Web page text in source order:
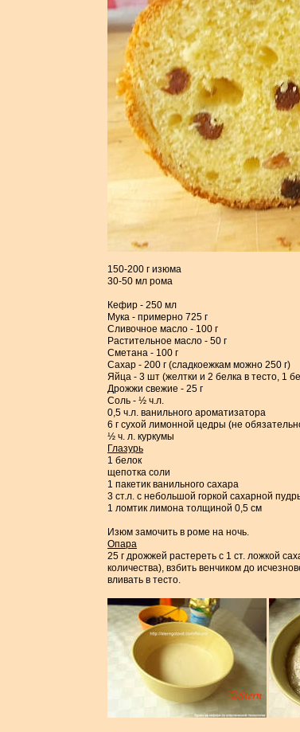
150-200 г изюма
30-50 мл рома
Кефир - 250 мл
Мука - примерно 725 г
Сливочное масло - 100 г
Растительное масло - 50 г
Сметана - 100 г
Сахар - 200 г (сладкоежкам можно 250 г)
Яйца - 3 шт (желтки и 2 белка в тесто, 1
Дрожжи свежие - 25 г
Соль - ½ ч.л.
0,5 ч.л. ванильного ароматизатора
6 г сухой лимонной цедры (не
½ ч. л. куркумы
Глазурь
1 белок
щепотка соли
1 пакетик ванильного сахара
3 ст.л. с небольшой горкой сахарной
1 ломтик лимона толщиной 0,5 см
Изюм замочить в роме на ночь.
Опара
25 г дрожжей растереть с 1 ст. ложкой
количества), взбить венчиком до
вливать в тесто.